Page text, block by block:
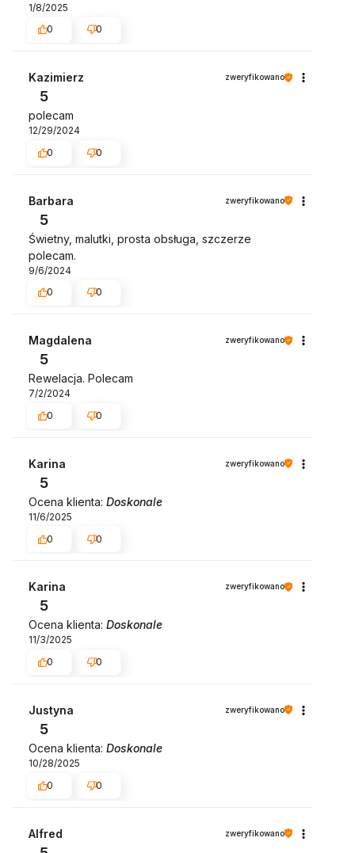
1/8/2025
0
0
Kazimierz zweryfikowano
5
polecam
12/29/2024
0
0
Barbara zweryfikowano
5
Świetny, malutki, prosta obsługa, szczerze
polecam.
9/6/2024
0
0
Magdalena zweryfikowano
5
Rewelacja. Polecam
7/2/2024
0
0
Karina zweryfikowano
5
Ocena klienta: Doskonale
11/6/2025
0
0
Karina zweryfikowano
5
Ocena klienta: Doskonale
11/3/2025
0
0
Justyna zweryfikowano
5
Ocena klienta: Doskonale
10/28/2025
0
0
Alfred zweryfikowano